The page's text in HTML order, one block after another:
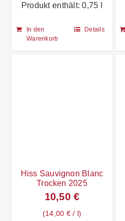
Produkt enthält: 0,75 l
In den
Warenkorb
Details
Hiss Sauvignon Blanc
Trocken 2025
10,50€
14,00 €/ l